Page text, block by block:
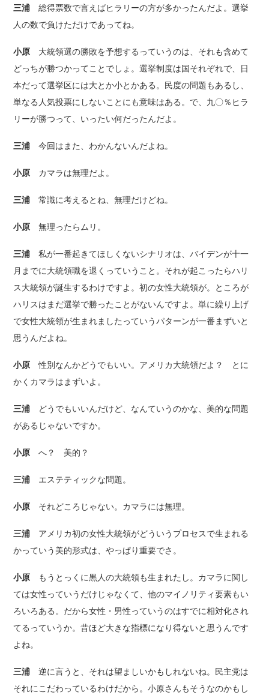
三浦総得票数で言えばヒラリーの方が多かったんだよ。選挙
人の数で負けただけであってね。
小原 大統領選の勝敗を予想するっていうのは、それも含めて
どっちが勝つかってことでしょ。選挙制度は国それぞれで、日
本だって選挙区には大とか小とかある。民度の問題もあるし、
単なる人気投票にしないことにも意味はある。で、九〇％ヒラ
リーが勝つって、いったい何だったんだよ。
三浦今回はまた、わかんないんだよね。
小原 カマラは無理だよ。
三浦常識に考えるとね、無理だけどね。
小原無理ったらムリ。
三浦私が一番起きてほしくないシナリオは、バイデンが十一
月までに大統領職を退くっていうこと。それが起こったらハリ
ス大統領が誕生するわけですよ。初の女性大統領が。ところが
ハリスはまだ選挙で勝ったことがないんですよ。単に繰り上げ
で女性大統領が生まれましたっていうパターンが一番まずいと
思うんだよね。
小原性別なんかどうでもいい。アメリカ大統領だよ？ とに
かくカマラはまずいよ。
三浦 どうでもいいんだけど、なんていうのかな、美的な問題
があるじゃないですか。
小原へ？ 美的？
三浦 エステティックな問題。
小原 それどころじゃない。カマラには無理。
三浦 アメリカ初の女性大統領がどういうプロセスで生まれる
かっていう美的形式は、やっぱり重要でさ。
小原 もうとっくに黒人の大統領も生まれたし。カマラに関し
ては女性っていうだけじゃなくて、他のマイノリティ要素もい
ろいろある。だから女性・男性っていうのはすでに相対化され
てるっていうか。昔ほど大きな指標になり得ないと思うんです
よね。
三浦逆に言うと、それは望ましいかもしれないね。民主党は
それにこだわっているわけだから。小原さんもそうなのかもし